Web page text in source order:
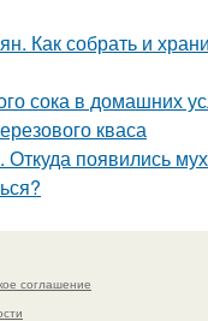
Как собрать и
сока в домашних
кваса
Откуда появились
соглашение